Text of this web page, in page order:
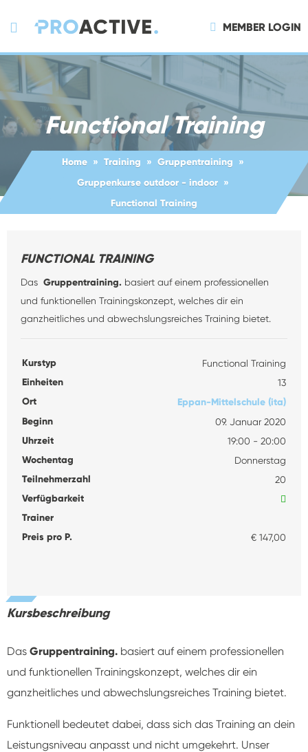
MEMBER LOGIN
Functional Training
Home Training
Gruppentraining
Gruppenkurse outdoor - indoor
Functional Training
FUNCTIONAL TRAINING
Das Gruppentraining. basiert auf einem professionellen
und funktionellen Trainingskonzept, welches dir ein
ganzheitliches und abwechslungsreiches Training bietet.
Kurstyp Functional Training
Einheiten 13
Ort
Eppan-Mittelschule (ita)
Beginn
09. Januar 2020
Uhrzeit 19:00 - 20:00
Wochentag Donnerstag
Teilnehmerzahl 20
Verfügbarkeit
Trainer
Preis pro P.
€ 147,00
Kursbeschreibung
Das Gruppentraining. basiert auf einem professionellen
und funktionellen Trainingskonzept, welches dir ein
ganzheitliches und abwechslungsreiches Training bietet.
Funktionell bedeutet dabei, dass sich das Training an dein
Leistungsniveau anpasst und nicht umgekehrt. Unser